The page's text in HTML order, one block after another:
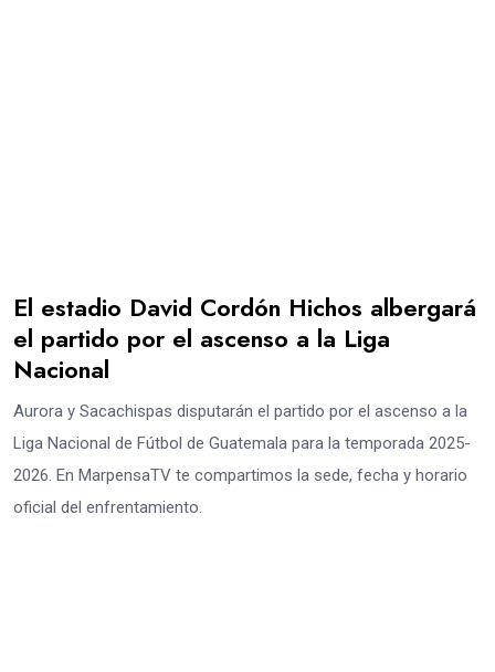
El estadio David Cordón Hichos albergará
el partido por el ascenso a la Liga
Nacional
Aurora y Sacachispas disputarán el partido por el ascenso a la
Liga Nacional de Fútbol de Guatemala para la temporada 2025-
2026. En MarpensaTV te compartimos la sede, fecha y horario
oficial del enfrentamiento.